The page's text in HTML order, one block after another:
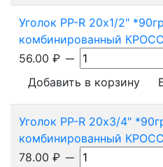
Уголок PP-R 20х1/2"
комбинированный
56.00 ₽
Добавить в корзину
Уголок PP-R 20х3/4"
комбинированный
78.00 ₽